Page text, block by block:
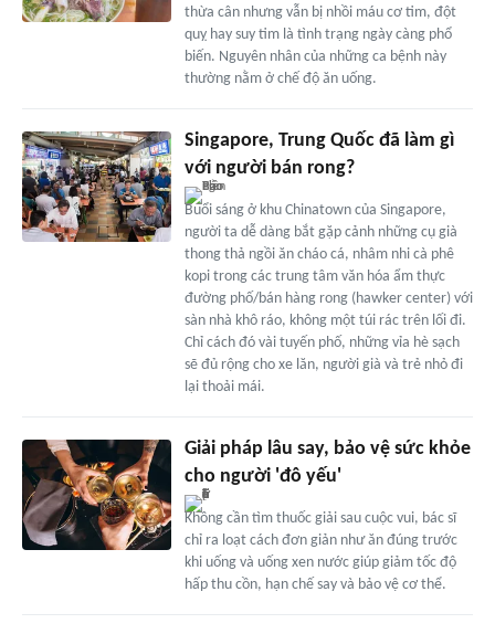
thừa cân nhưng vẫn bị nhồi máu cơ tim, đột
quỵ hay suy tim là tình trạng ngày càng phổ
biến. Nguyên nhân của những ca bệnh này
thường nằm ở chế độ ăn uống.
Singapore, Trung Quốc đã làm gì
với người bán rong?
Buổi sáng ở khu Chinatown của Singapore,
người ta dễ dàng bắt gặp cảnh những cụ già
thong thả ngồi ăn cháo cá, nhâm nhi cà phê
kopi trong các trung tâm văn hóa ẩm thực
đường phố/bán hàng rong (hawker center) với
sàn nhà khô ráo, không một túi rác trên lối đi.
Chỉ cách đó vài tuyến phố, những vỉa hè sạch
sẽ đủ rộng cho xe lăn, người già và trẻ nhỏ đi
lại thoải mái.
Giải pháp lâu say, bảo vệ sức khỏe
cho người 'đô yếu'
Không cần tìm thuốc giải sau cuộc vui, bác sĩ
chỉ ra loạt cách đơn giản như ăn đúng trước
khi uống và uống xen nước giúp giảm tốc độ
hấp thu cồn, hạn chế say và bảo vệ cơ thể.